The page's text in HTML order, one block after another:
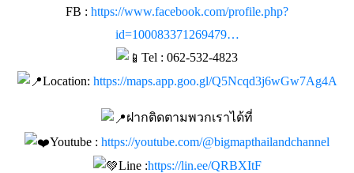
FB : https://www.facebook.com/profile.php?
id=100083371269479…
Tel : 062-532-4823
Location: https://maps.app.goo.gl/Q5Ncqd3j6wGw7Ag4A
ฝากติดตามพวกเราได้ที่
Youtube : https://youtube.com/@bigmapthailandchannel
Line :https://lin.ee/QRBXItF